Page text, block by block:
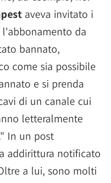
aveva invitato i
da
bannato,
come sia possibile
e si prenda
di un canale cui
letteralmente
In un post
addirittura notificato
a lui, sono molti